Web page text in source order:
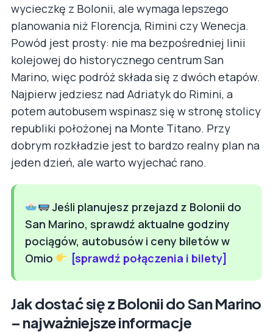
wycieczkę z Bolonii, ale wymaga lepszego
planowania niż Florencja, Rimini czy Wenecja.
Powód jest prosty: nie ma bezpośredniej linii
kolejowej do historycznego centrum San
Marino, więc podróż składa się z dwóch etapów.
Najpierw jedziesz nad Adriatyk do Rimini, a
potem autobusem wspinasz się w stronę stolicy
republiki położonej na Monte Titano. Przy
dobrym rozkładzie jest to bardzo realny plan na
jeden dzień, ale warto wyjechać rano.
Jeśli planujesz przejazd z Bolonii do
San Marino, sprawdź aktualne godziny
pociągów, autobusów i ceny biletów w
Omio
[sprawdź połączenia i bilety]
Jak dostać się z Bolonii do San Marino
– najważniejsze informacje